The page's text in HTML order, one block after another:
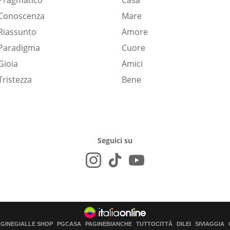
Mare
Amore
Cuore
Amici
Bene
Seguici su
SHOP PGCASA PAGINEBIANCHE TUTTOCITTÀ DILEI SIVIAGGIA